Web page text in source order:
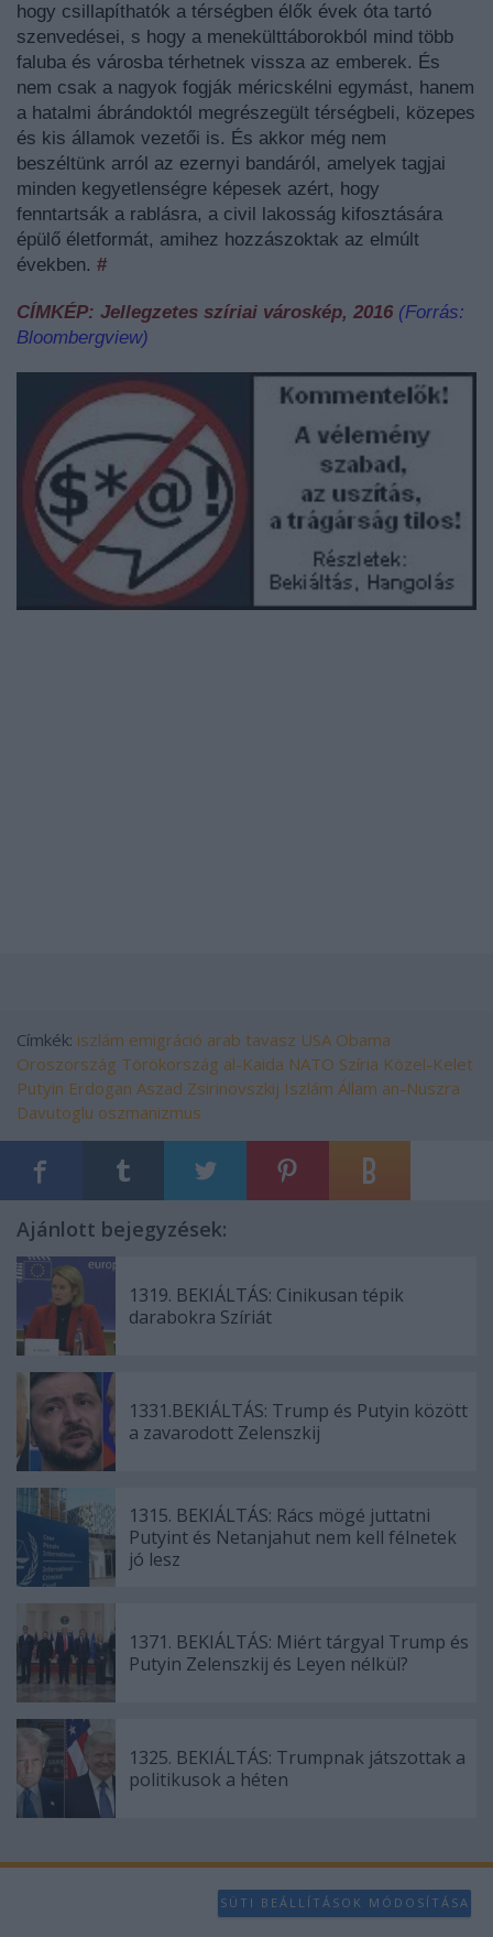
hogy csillapíthatók a térségben élők évek óta tartó
szenvedései, s hogy a menekülttáborokból mind több
faluba és városba térhetnek vissza az emberek. És
nem csak a nagyok fogják méricskélni egymást, hanem
a hatalmi ábrándoktól megrészegült térségbeli, közepes
és kis államok vezetői is. És akkor még nem
beszéltünk arról az ezernyi bandáról, amelyek tagjai
minden kegyetlenségre képesek azért, hogy
fenntartsák a rablásra, a civil lakosság kifosztására
épülő életformát, amihez hozzászoktak az elmúlt
években. #
CÍMKÉP: Jellegzetes szíriai városkép, 2016 (Forrás:
Bloombergview)
Címkék: iszlám emigráció arab tavasz USA Obama
Oroszország Törökország al-Kaida NATO Szíria Közel-Kelet
Putyin Erdogan Aszad Zsirinovszkij Iszlám Állam an-Nuszra
Davutoglu oszmanizmus
Ajánlott bejegyzések:
1319. BEKIÁLTÁS: Cinikusan tépik
darabokra Szíriát
1331.BEKIÁLTÁS: Trump és Putyin között
a zavarodott Zelenszkij
1315. BEKIÁLTÁS: Rács mögé juttatni
Putyint és Netanjahut nem kell félnetek
jó lesz
1371. BEKIÁLTÁS: Miért tárgyal Trump és
Putyin Zelenszkij és Leyen nélkül?
1325. BEKIÁLTÁS: Trumpnak játszottak a
politikusok a héten
SÜTI BEÁLLÍTÁSOK MÓDOSÍTÁSA